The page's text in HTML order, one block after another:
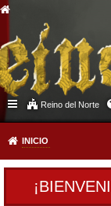
Reino del Norte
INICIO